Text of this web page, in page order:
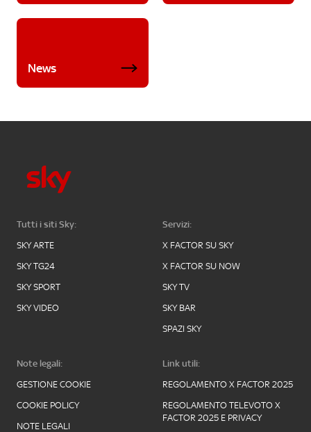
News
Tutti i siti Sky:
SKY ARTE
SKY TG24
SKY SPORT
SKY VIDEO
Servizi:
X FACTOR SU SKY
X FACTOR SU NOW
SKY TV
SKY BAR
SPAZI SKY
Note legali:
GESTIONE COOKIE
COOKIE POLICY
NOTE LEGALI
Link utili:
REGOLAMENTO X FACTOR 2025
REGOLAMENTO TELEVOTO X
FACTOR 2025 E PRIVACY